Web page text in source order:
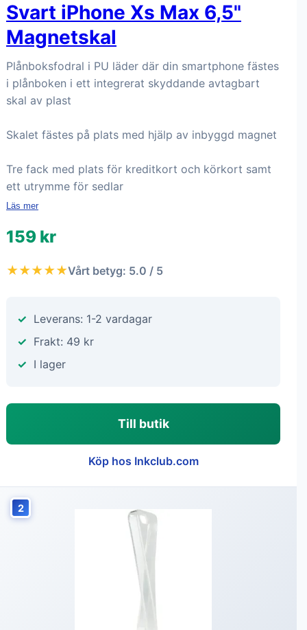
Svart iPhone Xs Max 6,5"
Magnetskal
Plånboksfodral i PU läder där din smartphone fästes
i plånboken i ett integrerat skyddande avtagbart
skal av plast
Skalet fästes på plats med hjälp av inbyggd magnet
Tre fack med plats för kreditkort och körkort samt
ett utrymme för sedlar
Läs mer
159 kr
★★★★★Vårt betyg: 5.0 / 5
Leverans: 1-2 vardagar
Frakt: 49 kr
I lager
Till butik
Köp hos Inkclub.com
2